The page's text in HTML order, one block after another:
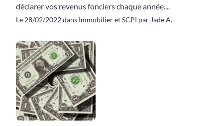
déclarer vos revenus fonciers chaque année....
Le 28/02/2022 dans Immobilier et SCPI par Jade A.